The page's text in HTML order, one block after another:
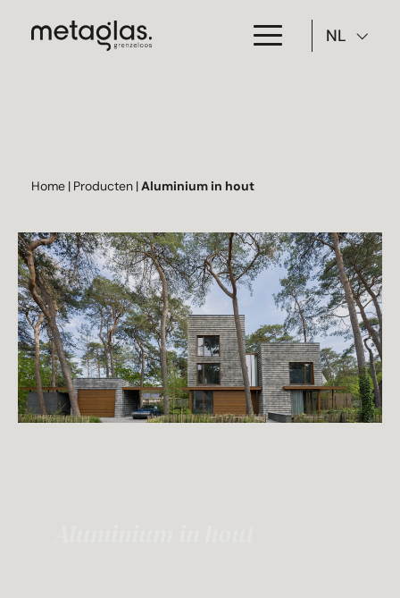
Projecten
Over Metaglas
Downloads
Contact
NL
Home | Producten |Aluminium in hout